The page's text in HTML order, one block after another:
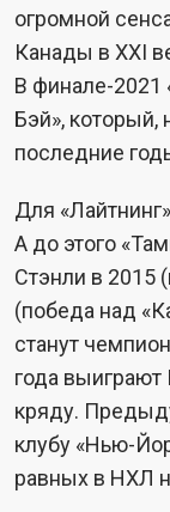
огромной
Канады в XXI
В финале-2021
Бэй», который,
последние
Для
А до этого
Стэнли в 2015
(победа над
станут
года выиграют
кряду.
клубу «Нью-
равных в НХЛ